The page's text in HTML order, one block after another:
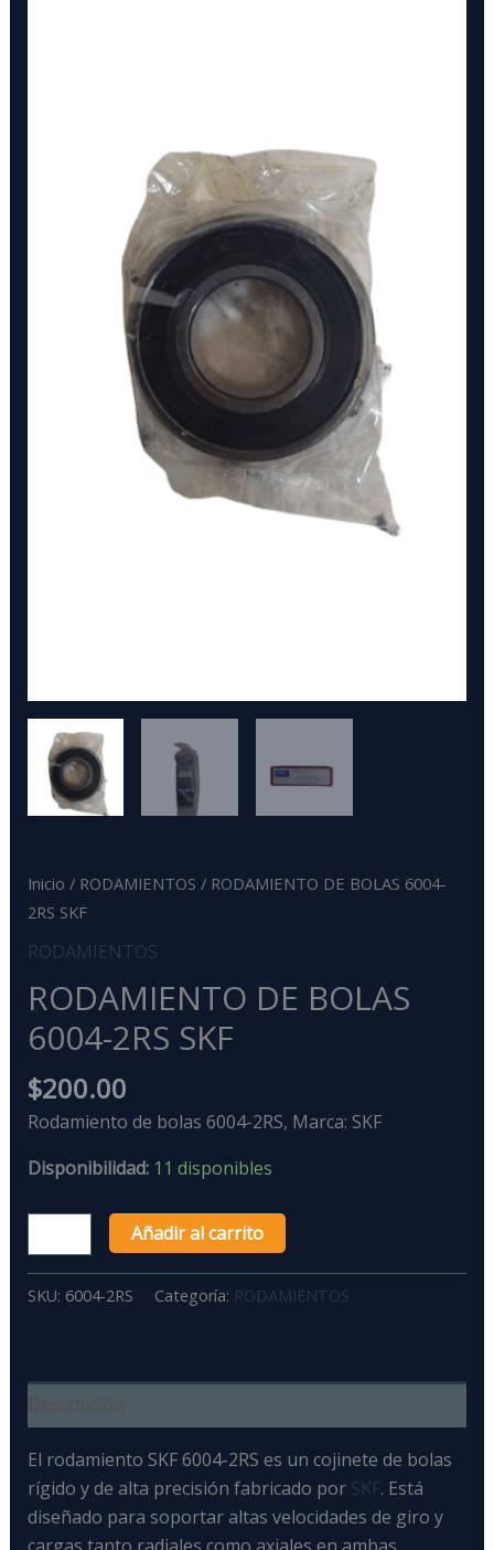
Inicio / RODAMIENTOS / RODAMIENTO DE BOLAS 6004-
2RS SKF
RODAMIENTOS
RODAMIENTO DE BOLAS
6004-2RS SKF
$200.00
Rodamiento de bolas 6004-2RS, Marca: SKF
Disponibilidad: 11 disponibles
Añadir al carrito
SKU: 6004-2RS Categoría: RODAMIENTOS
El rodamiento SKF 6004-2RS es un cojinete de bolas
rígido y de alta precisión fabricado por SKF. Está
diseñado para soportar altas velocidades de giro y